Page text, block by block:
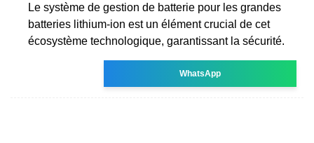
Le système de gestion de batterie pour les grandes
batteries lithium-ion est un élément crucial de cet
écosystème technologique, garantissant la sécurité.
WhatsApp